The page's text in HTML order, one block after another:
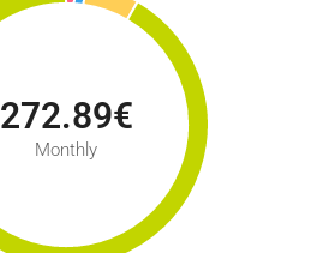
272.89€
Monthly